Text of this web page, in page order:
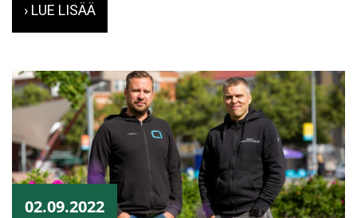
› LUE LISÄÄ
02.09.2022